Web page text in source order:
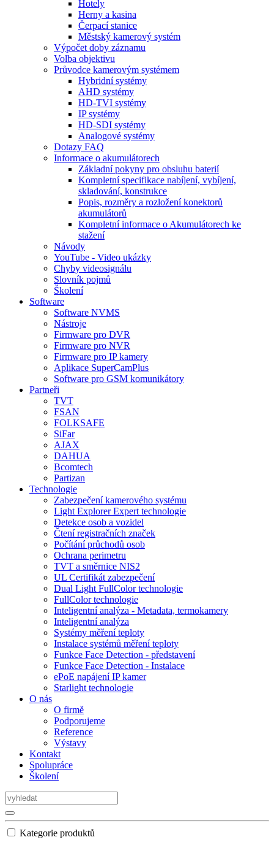
Hotely
Herny a kasina
Čerpací stanice
Městský kamerový systém
Výpočet doby záznamu
Volba objektivu
Průvodce kamerovým systémem
Hybridní systémy
AHD systémy
HD-TVI systémy
IP systémy
HD-SDI systémy
Analogové systémy
Dotazy FAQ
Informace o akumulátorech
Základní pokyny pro obsluhu baterií
Kompletní specifikace nabíjení, vybíjení,
skladování, konstrukce
Popis, rozměry a rozložení konektorů
akumulátorů
Kompletní informace o Akumulátorech ke
stažení
Návody
YouTube - Video ukázky
Chyby videosignálu
Slovník pojmů
Školení
Software
Software NVMS
Nástroje
Firmware pro DVR
Firmware pro NVR
Firmware pro IP kamery
Aplikace SuperCamPlus
Software pro GSM komunikátory
Partneři
TVT
FSAN
FOLKSAFE
SiFar
AJAX
DAHUA
Bcomtech
Partizan
Technologie
Zabezpečení kamerového systému
Light Explorer Expert technologie
Detekce osob a vozidel
Čtení registračních značek
Počítání průchodů osob
Ochrana perimetru
TVT a směrnice NIS2
UL Certifikát zabezpečení
Dual Light FullColor technologie
FullColor technologie
Inteligentní analýza - Metadata, termokamery
Inteligentní analýza
Systémy měření teploty
Instalace systémů měření teploty
Funkce Face Detection - představení
Funkce Face Detection - Instalace
ePoE napájení IP kamer
Starlight technologie
O nás
O firmě
Podporujeme
Reference
Výstavy
Kontakt
Spolupráce
Školení
Kategorie produktů